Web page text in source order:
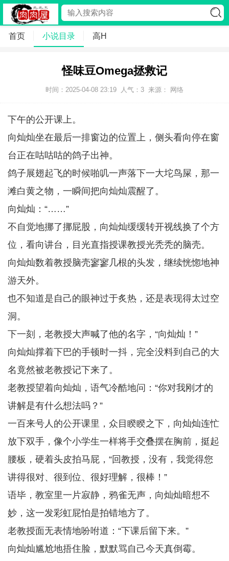
首页 小说目录 高H
怪味豆Omega拯救记
时间：2025-04-08 23:19 人气： 3 来源： 网络
下午的公开课上。
向灿灿坐在最后一排窗边的位置上，侧头看向停在窗
台正在咕咕咕的鸽子出神。
鸽子展翅起飞的时候啪叽一声落下一大坨鸟屎，那一
滩白黄之物，一瞬间把向灿灿震醒了。
向灿灿：“……”
不自觉地挪了挪屁股，向灿灿缓缓转开视线换了个方
位，看向讲台，目光直指授课教授光秃秃的脑壳。
向灿灿数着教授脑壳寥寥几根的头发，继续恍惚地神
游天外。
也不知道是自己的眼神过于炙热，还是表现得太过空
洞。
下一刻，老教授大声喊了他的名字，“向灿灿！”
向灿灿撑着下巴的手顿时一抖，完全没料到自己的大
名竟然被老教授记下来了。
老教授望着向灿灿，语气冷酷地问：“你对我刚才的
讲解是有什么想法吗？”
一百来号人的公开课里，众目睽睽之下，向灿灿连忙
放下双手，像个小学生一样将手交叠摆在胸前，挺起
腰板，硬着头皮拍马屁，“回教授，没有，我觉得您
讲得很对、很到位、很好理解，很棒！”
语毕，教室里一片寂静，鸦雀无声，向灿灿暗想不
妙，这一发彩虹屁怕是拍错地方了。
老教授面无表情地吩咐道：“下课后留下来。”
向灿灿尴尬地捂住脸，默默骂自己今天真倒霉。